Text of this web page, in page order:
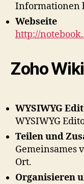
Informationen
Webseite
http://
Zoho Wiki
WYSIWYG
WYSIWYG
Teilen und
Gemeinsames
Ort.
Organisieren